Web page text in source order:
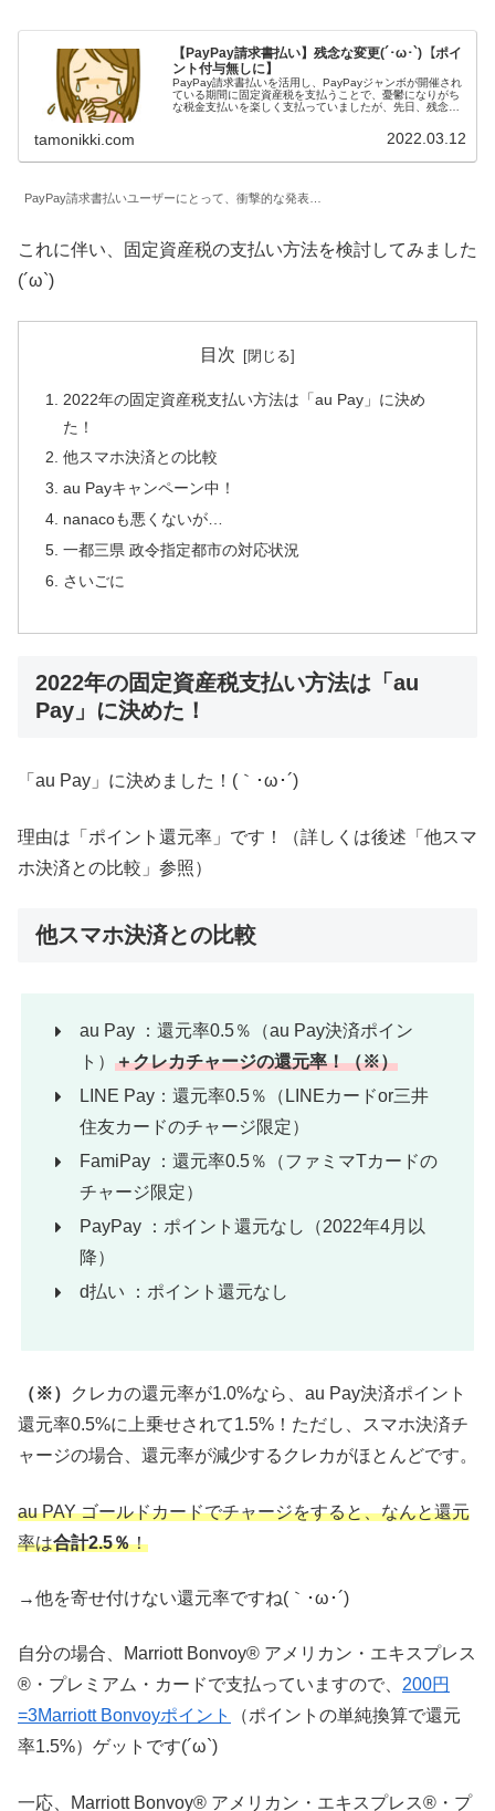
【PayPay請求書払い】残念な変更(´･ω･`)【ポイ
ント付与無しに】
PayPay請求書払いを活用し、PayPayジャンボが開催され
ている期間に固定資産税を支払うことで、憂鬱になりがち
な税金支払いを楽しく支払っていましたが、先日、残念な
tamonikki.com 2022.03.12
PayPay請求書払いユーザーにとって、衝撃的な発表…
これに伴い、固定資産税の支払い方法を検討してみました
(´ω`)
目次
2022年の固定資産税支払い方法は「au Pay」に決め
た！
他スマホ決済との比較
au Payキャンペーン中！
nanacoも悪くないが…
一都三県 政令指定都市の対応状況
さいごに
2022年の固定資産税支払い方法は「au
Pay」に決めた！
「au Pay」に決めました！(｀･ω･´)
理由は「ポイント還元率」です！（詳しくは後述「他スマ
ホ決済との比較」参照）
他スマホ決済との比較
au Pay ：還元率0.5％（au Pay決済ポイン
ト）＋クレカチャージの還元率！（※）
LINE Pay：還元率0.5％（LINEカードor三井
住友カードのチャージ限定）
FamiPay ：還元率0.5％（ファミマTカードの
チャージ限定）
PayPay ：ポイント還元なし（2022年4月以
降）
d払い ：ポイント還元なし
（※）
クレカの還元率が1.0%なら、au Pay決済ポイント
還元率0.5%に上乗せされて1.5%！ただし、スマホ決済チ
ャージの場合、還元率が減少するクレカがほとんどです。
au PAY ゴールドカードでチャージをすると、なんと還元
率は合計2.5％！
→他を寄せ付けない還元率ですね(｀･ω･´)
自分の場合、Marriott Bonvoy® アメリカン・エキスプレス
®・プレミアム・カードで支払っていますので、 200円
=3Marriott Bonvoyポイント
（ポイントの単純換算で還元
率1.5%）ゲットです(´ω`)
一応、Marriott Bonvoy® アメリカン・エキスプレス®・プ